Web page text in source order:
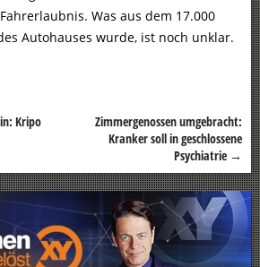
Was aus dem 17.000
Autohauses wurde, ist noch unklar.
Kripo
Zimmergenossen umgebracht:
Kranker soll in geschlossene
Psychiatrie →